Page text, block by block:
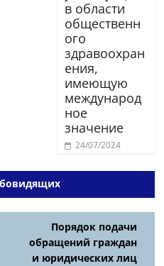
в области
общественн
ого
здравоохран
ения,
имеющую
международ
ное
значение
24/07/2024
Порядок подачи
обращений граждан
и юридических лиц